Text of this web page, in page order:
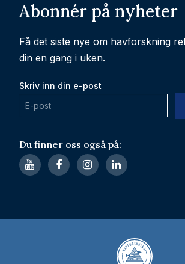
Du finner oss også på:
Abonnér på nyheter
Få det siste nye om havforskning
din en gang i uken.
Skriv inn din e-post